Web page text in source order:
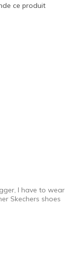
ce produit
I have to wear
Skechers shoes